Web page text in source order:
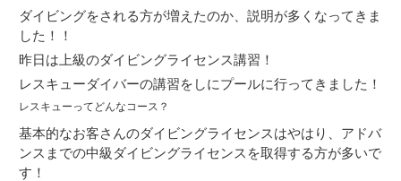
ダイビングをされる方が増えたのか、説明が多くなってきま
した！！
昨日は上級のダイビングライセンス講習！
レスキューダイバーの講習をしにプールに行ってきました！
レスキューってどんなコース？
基本的なお客さんのダイビングライセンスはやはり、アドバ
ンスまでの中級ダイビングライセンスを取得する方が多いで
す！